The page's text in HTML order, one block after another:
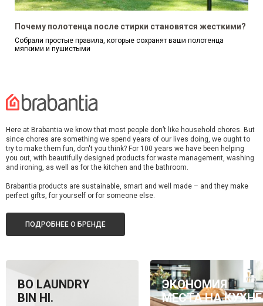
Почему полотенца после стирки становятся жесткими?
Собрали простые правила, которые сохранят ваши полотенца
мягкими и пушистыми
Here at Brabantia we know that most people don’t like household chores. But
since chores are something we spend years of our lives doing, we ought to
try to make them fun, don't you think? For 100 years we have been helping
you out, with beautifully designed products for waste management, washing
and ironing, as well as for the kitchen and the bathroom.
Brabantia products are sustainable, smart and well made – and they make
perfect gifts, for yourself or for someone else.
ПОДРОБНЕЕ О БРЕНДЕ
BO LAUNDRY
BIN HI.
ЭКОНОМИЯ
МЕСТА НА